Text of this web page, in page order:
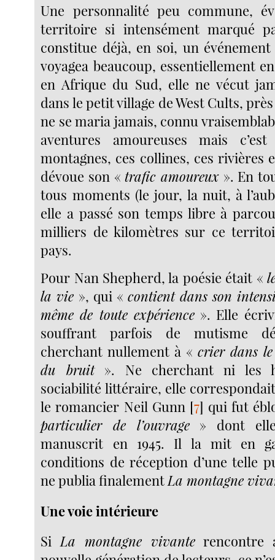
Une personnalité peu commune,
territoire si intensément marqué
constitue déjà, en soi, un
voyagea beaucoup, essentiellement
en Afrique du Sud, elle ne vécut
dans le petit village de West Cults,
ne se maria jamais, connu
aventures amoureuses mais
montagnes, ces collines, ces rivières
dévoue son «trafic amoureux». En
tous moments (le jour, la nuit, à
elle a passé son temps libre à
milliers de kilomètres sur ce
pays.
Pour Nan Shepherd, la poésie était «
la vie », qui «contient dans son
même de toute expérience». Elle
souffrant parfois de mutisme
cherchant nullement à «crier dans
du bruit». Ne cherchant ni les
sociabilité littéraire, elle
le romancier Neil Gunn[7] qui fut
particulier de l’ouvrage» dont
manuscrit en 1945. Il la mit en
conditions de réception d’une telle
ne publia finalementLa montagne
Une voie intérieure
SiLa montagne vivanterencontre